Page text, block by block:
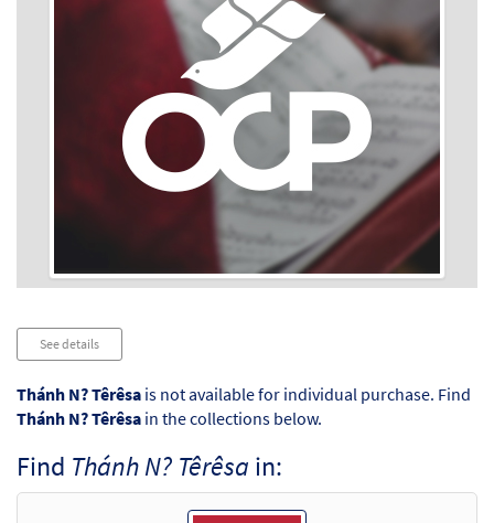
See details
Thánh N? Têrêsa is not available for individual purchase. Find
Thánh N? Têrêsa in the collections below.
Find Thánh N? Têrêsa in: